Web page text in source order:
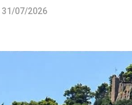
31/07/2026